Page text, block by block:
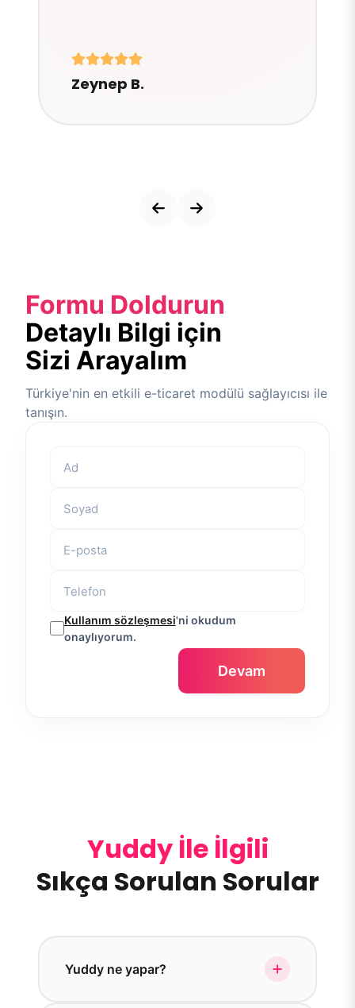
Zeynep B.
Formu Doldurun
Detaylı Bilgi için
Sizi Arayalım
Türkiye'nin en etkili e-ticaret modülü sağlayıcısı ile
tanışın.
Kullanım sözleşmesi'ni okudum
onaylıyorum.
Devam
Yuddy İle İlgili
Sıkça Sorulan Sorular
Yuddy ne yapar?